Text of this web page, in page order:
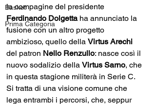
Basket
Prima Categoria
la compagine del presidente
Ferdinando Dolgetta ha annunciato la
fusione con un altro progetto
ambizioso, quello della Virtus Arechi
del patron Nello Renzullo: nasce così il
nuovo sodalizio della Virtus Sarno, che
in questa stagione militerà in Serie C.
Si tratta di una visione comune che
lega entrambi i percorsi, che, seppur